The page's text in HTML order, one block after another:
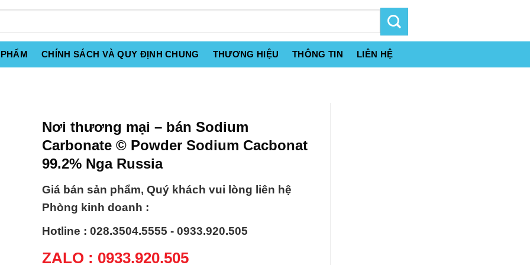
CHÍNH SÁCH VÀ QUY ĐỊNH CHUNG THƯƠNG HIỆU THÔNG TIN LIÊN HỆ
Nơi thương mại – bán Sodium
Carbonate © Powder Sodium Cacbonat
99.2% Nga Russia
Giá bán sản phẩm, Quý khách vui lòng liên hệ
Phòng kinh doanh :
Hotline : 028.3504.5555 - 0933.920.505
ZALO : 0933.920.505